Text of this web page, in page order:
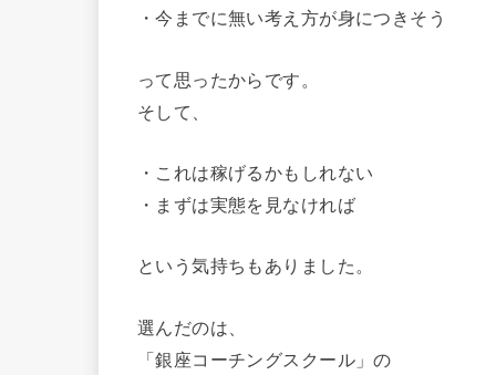
・今までに無い考え方が身につきそう
って思ったからです。
そして、
・これは稼げるかもしれない
・まずは実態を見なければ
という気持ちもありました。
選んだのは、
「銀座コーチングスクール」の